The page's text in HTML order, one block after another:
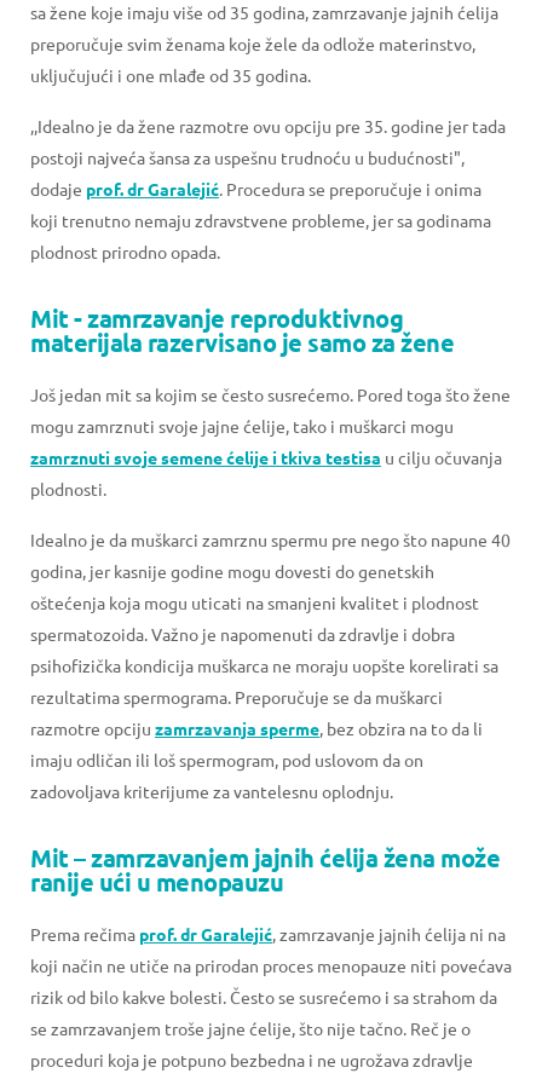
sa žene koje imaju više od 35 godina, zamrzavanje jajnih ćelija
preporučuje svim ženama koje žele da odlože materinstvo,
uključujući i one mlađe od 35 godina.
,,Idealno je da žene razmotre ovu opciju pre 35. godine jer tada
postoji najveća šansa za uspešnu trudnoću u budućnosti",
dodaje prof. dr Garalejić. Procedura se preporučuje i onima
koji trenutno nemaju zdravstvene probleme, jer sa godinama
plodnost prirodno opada.
Mit - zamrzavanje reproduktivnog
materijala razervisano je samo za žene
Još jedan mit sa kojim se često susrećemo. Pored toga što žene
mogu zamrznuti svoje jajne ćelije, tako i muškarci mogu
zamrznuti svoje semene ćelije i tkiva testisa u cilju očuvanja
plodnosti.
Idealno je da muškarci zamrznu spermu pre nego što napune 40
godina, jer kasnije godine mogu dovesti do genetskih
oštećenja koja mogu uticati na smanjeni kvalitet i plodnost
spermatozoida. Važno je napomenuti da zdravlje i dobra
psihofizička kondicija muškarca ne moraju uopšte korelirati sa
rezultatima spermograma. Preporučuje se da muškarci
razmotre opciju zamrzavanja sperme, bez obzira na to da li
imaju odličan ili loš spermogram, pod uslovom da on
zadovoljava kriterijume za vantelesnu oplodnju.
Mit – zamrzavanjem jajnih ćelija žena može
ranije ući u menopauzu
Prema rečima prof. dr Garalejić, zamrzavanje jajnih ćelija ni na
koji način ne utiče na prirodan proces menopauze niti povećava
rizik od bilo kakve bolesti. Često se susrećemo i sa strahom da
se zamrzavanjem troše jajne ćelije, što nije tačno. Reč je o
proceduri koja je potpuno bezbedna i ne ugrožava zdravlje